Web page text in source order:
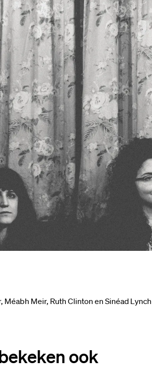
Méabh Meir, Ruth Clinton en Sinéad Lynch
ook